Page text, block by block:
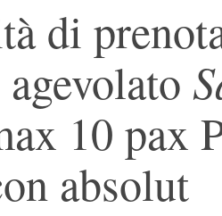
di
10 pax
absolut